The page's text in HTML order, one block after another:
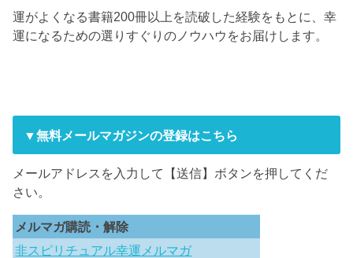
運がよくなる書籍200冊以上を読破した経験をもとに、幸
運になるための選りすぐりのノウハウをお届けします。
▼無料メールマガジンの登録はこちら
メールアドレスを入力して【送信】ボタンを押してくだ
さい。
メルマガ購読・解除
非スピリチュアル幸運メルマガ